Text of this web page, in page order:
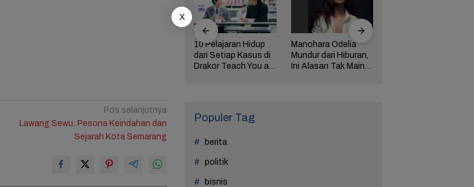
Pos selanjutnya
Lawang Sewu: Pesona Keindahan dan
Sejarah Kota Semarang
10 Pelajaran Hidup
dari Setiap Kasus di
Drakor Teach You a
Manohara Odelia
Mundur dari Hiburan,
Ini Alasan Tak Main
Populer Tag
berita
politik
bisnis
X